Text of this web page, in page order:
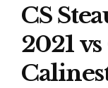
CS
2021